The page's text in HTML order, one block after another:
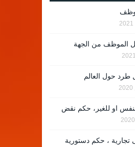
الموظف من الجهة
طرد حول العالم
او للغير، حكم نقض
تجارية ، حكم دستورية